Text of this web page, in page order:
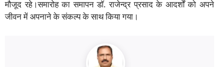
मौजूद रहे।समारोह का समापन डॉ. राजेन्द्र प्रसाद के आदर्शों को अपने
जीवन में अपनाने के संकल्प के साथ किया गया।